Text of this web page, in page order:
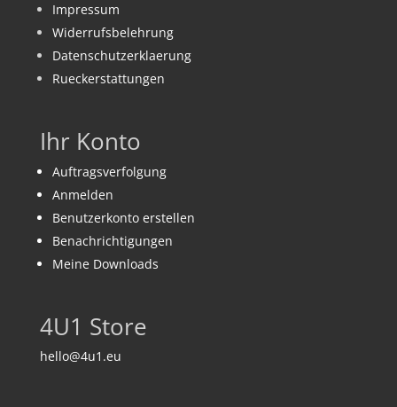
Impressum
Widerrufsbelehrung
Datenschutzerklaerung
Rueckerstattungen
Ihr Konto
Auftragsverfolgung
Anmelden
Benutzerkonto erstellen
Benachrichtigungen
Meine Downloads
4U1 Store
hello@4u1.eu